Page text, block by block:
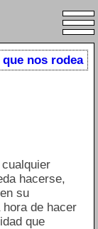
nos rodea
hacerse,
su
de hacer
que